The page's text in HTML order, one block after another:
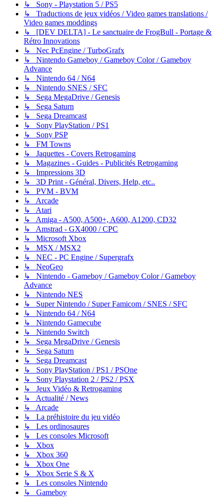
↳ Sony - Playstation 5 / PS5
↳ Traductions de jeux vidéos / Video games translations /
Video games moddings
↳ [DEV DELTA] - Le sanctuaire de FrogBull - Portage &
Rétro Innovations
↳ Nec PcEngine / TurboGrafx
↳ Nintendo Gameboy / Gameboy Color / Gameboy
Advance
↳ Nintendo 64 / N64
↳ Nintendo SNES / SFC
↳ Sega MegaDrive / Genesis
↳ Sega Saturn
↳ Sega Dreamcast
↳ Sony PlayStation / PS1
↳ Sony PSP
↳ FM Towns
↳ Jaquettes - Covers Retrogaming
↳ Magazines - Guides - Publicités Retrogaming
↳ Impressions 3D
↳ 3D Print - Général, Divers, Help, etc..
↳ PVM - BVM
↳ Arcade
↳ Atari
↳ Amiga - A500, A500+, A600, A1200, CD32
↳ Amstrad - GX4000 / CPC
↳ Microsoft Xbox
↳ MSX / MSX2
↳ NEC - PC Engine / Supergrafx
↳ NeoGeo
↳ Nintendo - Gameboy / Gameboy Color / Gameboy
Advance
↳ Nintendo NES
↳ Super Nintendo / Super Famicom / SNES / SFC
↳ Nintendo 64 / N64
↳ Nintendo Gamecube
↳ Nintendo Switch
↳ Sega MegaDrive / Genesis
↳ Sega Saturn
↳ Sega Dreamcast
↳ Sony PlayStation / PS1 / PSOne
↳ Sony Playstation 2 / PS2 / PSX
↳ Jeux Vidéo & Retrogaming
↳ Actualité / News
↳ Arcade
↳ La préhistoire du jeu vidéo
↳ Les ordinosaures
↳ Les consoles Microsoft
↳ Xbox
↳ Xbox 360
↳ Xbox One
↳ Xbox Serie S & X
↳ Les consoles Nintendo
↳ Gameboy